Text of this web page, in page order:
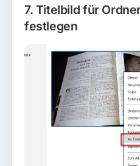
7. Titelbild für
festlegen